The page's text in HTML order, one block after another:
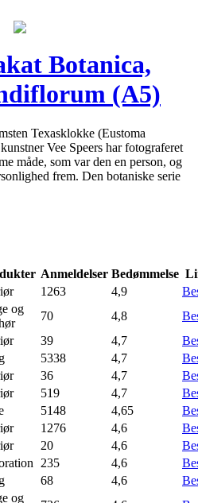
Botanica,
(A5)
Texasklokke (Eustoma
Vee Speers har fotograferet
måde, som var den en person, og
frem. Den botaniske serie
Anmeldelser Bedømmelse
1263 4,9
og
70 4,8
39 4,7
5338 4,7
36 4,7
519 4,7
5148 4,65
1276 4,6
20 4,6
235 4,6
68 4,6
og